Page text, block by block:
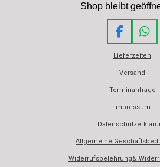
Shop bleibt
F
a
c
e
o
o
W
h
a
t
A
p
Lieferzeiten
Versand
Terminanfrage
Impressum
Allgemeine
Widerrufsbelehrung&